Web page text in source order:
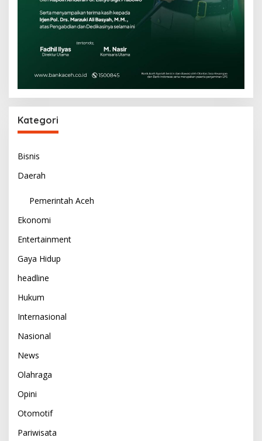
Kategori
Bisnis
Daerah
Pemerintah Aceh
Ekonomi
Entertainment
Gaya Hidup
headline
Hukum
Internasional
Nasional
News
Olahraga
Opini
Otomotif
Pariwisata